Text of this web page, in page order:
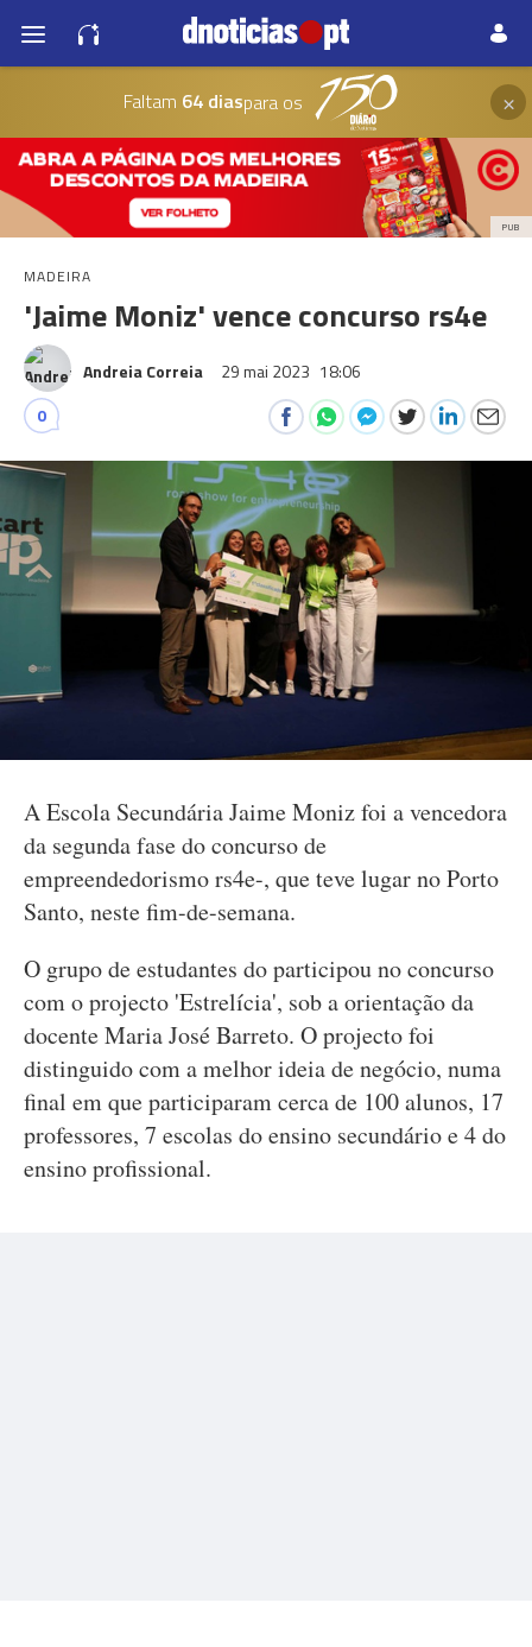
Faltam 64 diaspara os ×
PUB
MADEIRA
'Jaime Moniz' vence concurso rs4e
Andreia Correia 29 mai 2023 18:06
0
A Escola Secundária Jaime Moniz foi a vencedora
da segunda fase do concurso de
empreendedorismo rs4e-, que teve lugar no Porto
Santo, neste fim-de-semana.
O grupo de estudantes do participou no concurso
com o projecto 'Estrelícia', sob a orientação da
docente Maria José Barreto. O projecto foi
distinguido com a melhor ideia de negócio, numa
final em que participaram cerca de 100 alunos, 17
professores, 7 escolas do ensino secundário e 4 do
ensino profissional.